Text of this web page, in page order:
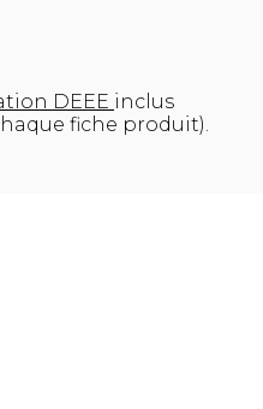
DEEE inclus
fiche produit).